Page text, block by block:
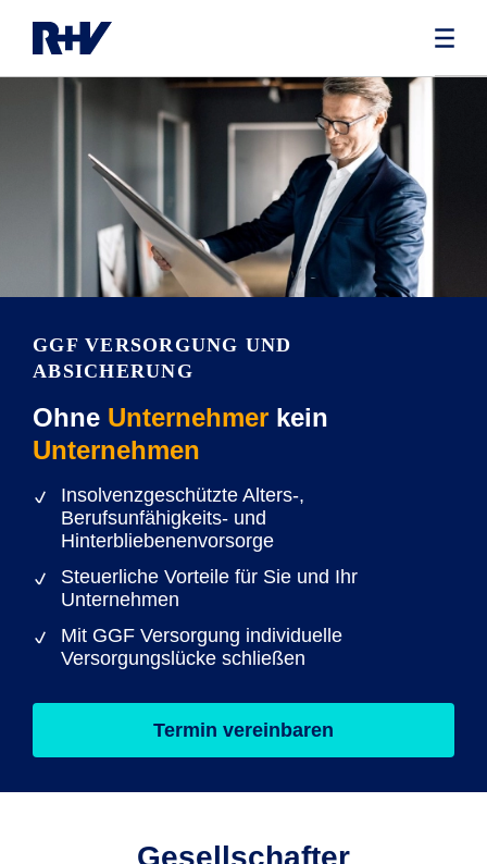
GGF VERSORGUNG UND
ABSICHERUNG
Ohne Unternehmer kein
Unternehmen
Insolvenzgeschützte Alters-,
Berufsunfähigkeits- und
Hinterbliebenenvorsorge
Steuerliche Vorteile für Sie und Ihr
Unternehmen
Mit GGF Versorgung individuelle
Versorgungslücke schließen
Termin vereinbaren
Gesellschafter